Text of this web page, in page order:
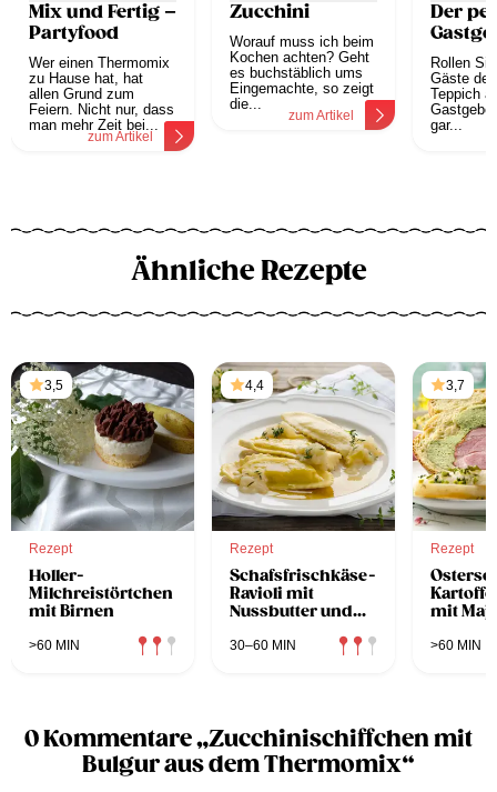
Mix und Fertig –
Partyfood
Wer einen Thermomix
zu Hause hat, hat
allen Grund zum
Feiern. Nicht nur, dass
man mehr Zeit bei...
zum Artikel
Zucchini
Worauf muss ich beim
Kochen achten? Geht
es buchstäblich ums
Eingemachte, so zeigt
die...
zum Artikel
Der
Rollen
Gäste
Teppich
gar...
Ähnliche Rezepte
3,5
Rezept
Holler-
Milchreistörtchen
mit Birnen
>60 MIN
4,4
Rezept
Schafsfrischkäse-
Ravioli mit
Nussbutter und
30–60 MIN
3,7
Rezept
mit
und
>60 MIN
0 Kommentare „Zucchinischiffchen mit
Bulgur aus dem Thermomix“